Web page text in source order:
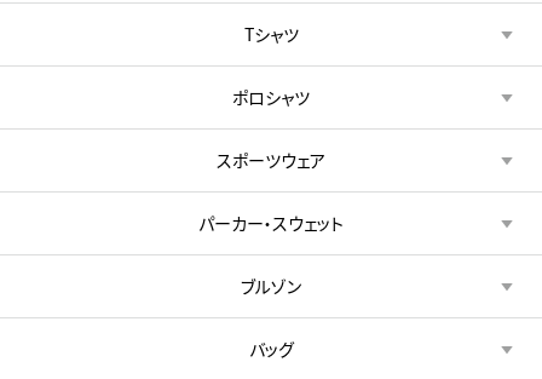
Tシャツ
ポロシャツ
スポーツウェア
パーカー・スウェット
ブルゾン
バッグ